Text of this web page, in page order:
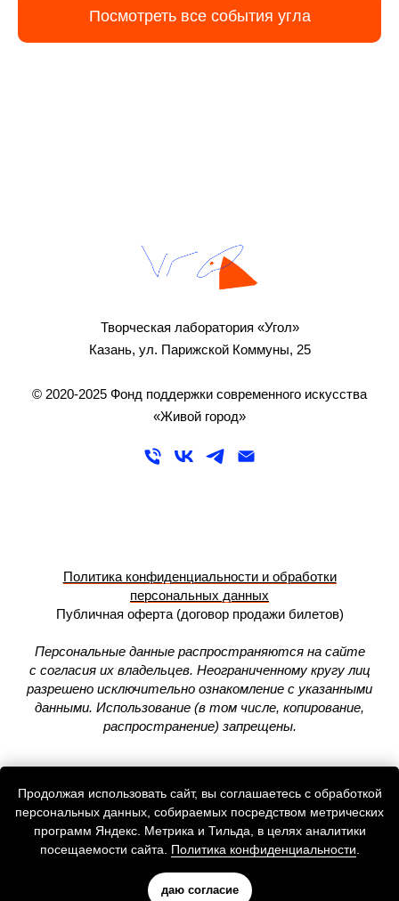
Посмотреть все события угла
Творческая лаборатория «Угол»
Казань, ул. Парижской Коммуны, 25
© 2020-2025 Фонд поддержки современного искусства
«Живой город»
Политика конфиденциальности и обработки
персональных данных
Публичная оферта (договор продажи билетов)
Персональные данные распространяются на сайте
с согласия их владельцев. Неограниченному кругу лиц
разрешено исключительно ознакомление с указанными
данными. Использование (в том числе, копирование,
распространение) запрещены.
Продолжая использовать сайт, вы соглашаетесь с обработкой
персональных данных, собираемых посредством метрических
программ Яндекс. Метрика и Тильда, в целях аналитики
посещаемости сайта. Политика конфиденциальности.
даю согласие